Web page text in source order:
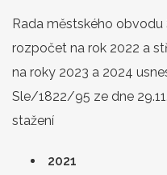
Rada městského
rozpočet na rok 2022 a
na roky 2023 a 2024
Sle/1822/95 ze dne
stažení
2021